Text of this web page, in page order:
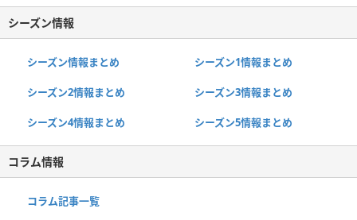
シーズン情報
シーズン情報まとめ シーズン1情報まとめ
シーズン2情報まとめ シーズン3情報まとめ
シーズン4情報まとめ シーズン5情報まとめ
コラム情報
コラム記事一覧